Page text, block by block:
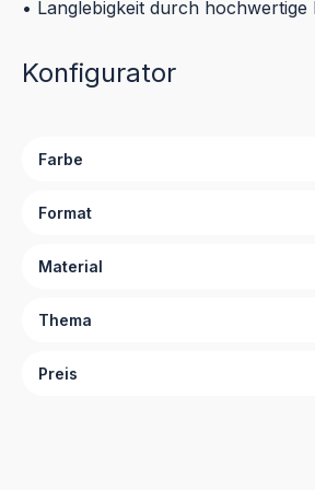
• Langlebigkeit durch hochwertige
Konfigurator
Farbe
Format
Material
Thema
Preis